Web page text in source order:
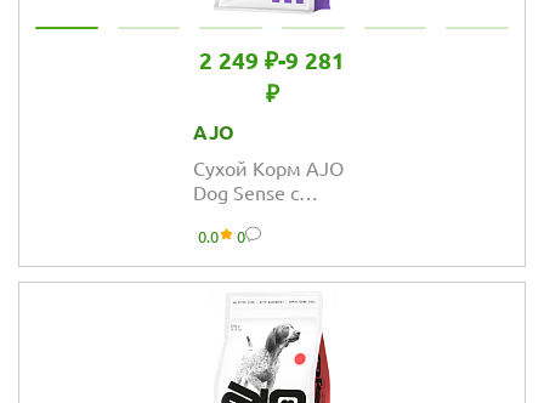
2 249 ₽-9 281
₽
AJO
Сухой Корм AJO
Dog Sense с
собак с
чувствительным
пищеварением
0.0 0